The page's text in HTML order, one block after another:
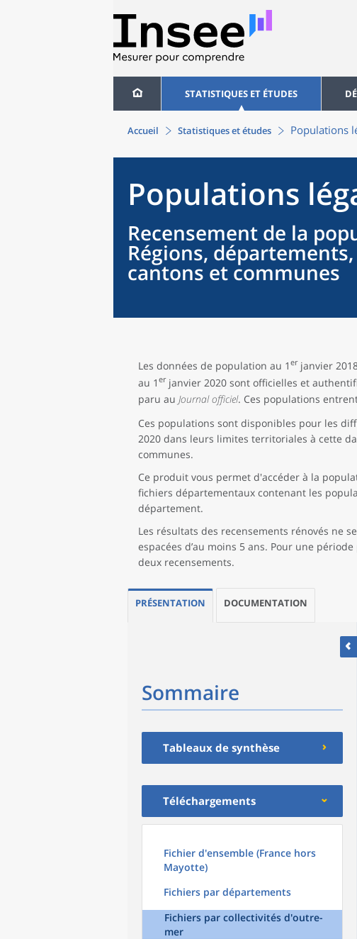
STATISTIQUES ET ÉTUDES
Accueil Statistiques et études Populations
Populations
Recensement de la
Régions,
cantons et communes
Les données de population au 1 erjanvier
au 1 erjanvier 2020 sont officielles et
paru au Journal officiel. Ces populations
Ces populations sont disponibles pour les
2020 dans leurs limites territoriales à cette
communes.
Ce produit vous permet d'accéder à la
fichiers départementaux contenant les
département.
Les résultats des recensements rénovés ne
espacées d’au moins 5 ans. Pour une
deux recensements.
PRÉSENTATION DOCUMENTATION
Sommaire
Tableaux de synthèse
Téléchargements
Fichier d'ensemble (France hors
Mayotte)
Fichiers par départements
Fichiers par collectivités d'outre-
mer